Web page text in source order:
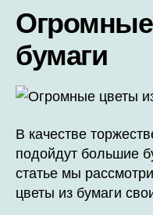
бумаги
В качестве
подойдут большие
статье мы
цветы из бумаги